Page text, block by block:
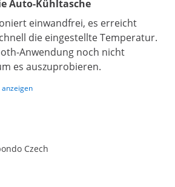
Auto-Kühltasche
einwandfrei, es erreicht
die eingestellte Temperatur.
Anwendung noch nicht
es auszuprobieren.
Czech